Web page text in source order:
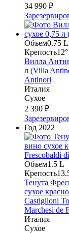
34 990 ₽
Объем0.75 L
Крепость12°
Вилла
л (Villa
Antinori
Италия
Сухое
2 390 ₽
Год 2022
Объем1.5 L
Крепость
Тенута
сухое
Castiglioni
Marchesi de
Италия
Сухое